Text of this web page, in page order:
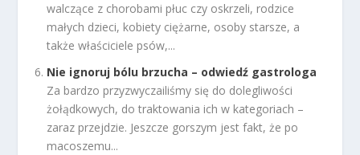
walczące z chorobami płuc czy oskrzeli, rodzice
małych dzieci, kobiety ciężarne, osoby starsze, a
także właściciele psów,...
Nie ignoruj bólu brzucha – odwiedź gastrologa
Za bardzo przyzwyczailiśmy się do dolegliwości
żołądkowych, do traktowania ich w kategoriach –
zaraz przejdzie. Jeszcze gorszym jest fakt, że po
macoszemu...